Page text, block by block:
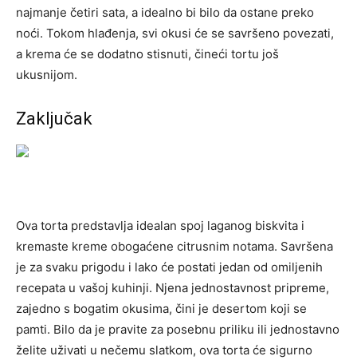
najmanje četiri sata, a idealno bi bilo da ostane preko
noći. Tokom hlađenja, svi okusi će se savršeno povezati,
a krema će se dodatno stisnuti, čineći tortu još
ukusnijom.
Zaključak
Ova torta predstavlja idealan spoj laganog biskvita i
kremaste kreme obogaćene citrusnim notama. Savršena
je za svaku prigodu i lako će postati jedan od omiljenih
recepata u vašoj kuhinji. Njena jednostavnost pripreme,
zajedno s bogatim okusima, čini je desertom koji se
pamti. Bilo da je pravite za posebnu priliku ili jednostavno
želite uživati u nečemu slatkom, ova torta će sigurno